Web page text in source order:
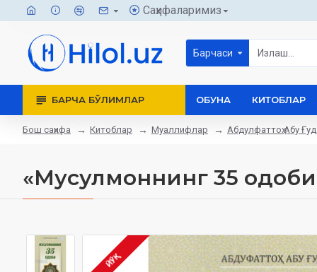
Саҳифаларимиз
Барчаси
БАРЧА БЎЛИМЛАР ОБУНА КИТОБЛАР
Бош саҳифа Китоблар Муаллифлар Абдулфаттоҳ Абу
«Мусулмоннинг 35
ЙЎҚ